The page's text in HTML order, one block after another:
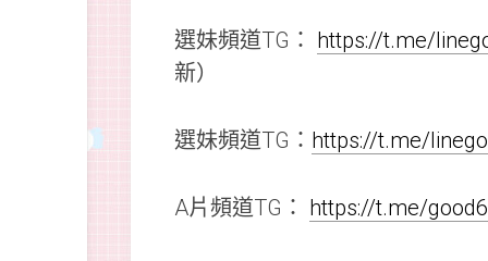
選妹頻道TG： https://t.me/
新）
選妹頻道TG： https://t.me/
A片頻道TG： https://t.me/